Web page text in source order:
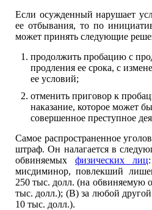
Если осужденный нарушает
ее отбывания, то по
может принять следующие
продолжить пробацию с
продления ее срока, с
ее условий;
отменить приговор к
наказание, которое может
совершенное преступное
Самое распространенное
штраф. Он налагается в
обвиняемых физических лиц
мисдиминор, повлекший
250 тыс. долл. (на обвиняемую
тыс. долл.); (В) за любой
10 тыс. долл.).